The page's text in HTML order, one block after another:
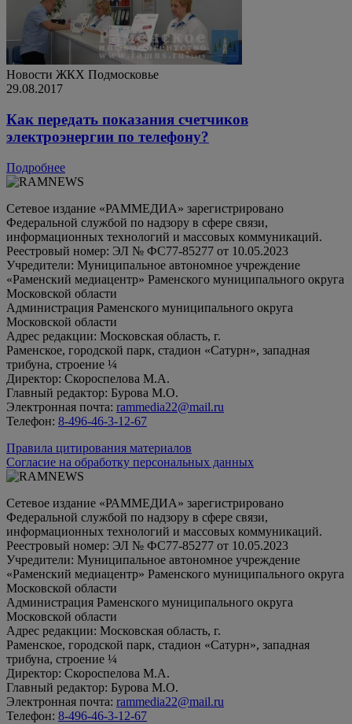
Новости ЖКХ Подмосковье
29.08.2017
Как передать показания счетчиков
электроэнергии по телефону?
Подробнее
Сетевое издание «РАММЕДИА» зарегистрировано
Федеральной службой по надзору в сфере связи,
информационных технологий и массовых коммуникаций.
Реестровый номер: ЭЛ № ФС77-85277 от 10.05.2023
Учредители: Муниципальное автономное учреждение
«Раменский медиацентр» Раменского муниципального округа
Московской области
Администрация Раменского муниципального округа
Московской области
Адрес редакции: Московская область, г.
Раменское, городской парк, стадион «Сатурн», западная
трибуна, строение ¼
Директор: Скороспелова М.А.
Главный редактор: Бурова М.О.
Электронная почта: rammedia22@mail.ru
Телефон: 8-496-46-3-12-67
Правила цитирования материалов
Согласие на обработку персональных данных
Сетевое издание «РАММЕДИА» зарегистрировано
Федеральной службой по надзору в сфере связи,
информационных технологий и массовых коммуникаций.
Реестровый номер: ЭЛ № ФС77-85277 от 10.05.2023
Учредители: Муниципальное автономное учреждение
«Раменский медиацентр» Раменского муниципального округа
Московской области
Администрация Раменского муниципального округа
Московской области
Адрес редакции: Московская область, г.
Раменское, городской парк, стадион «Сатурн», западная
трибуна, строение ¼
Директор: Скороспелова М.А.
Главный редактор: Бурова М.О.
Электронная почта: rammedia22@mail.ru
Телефон: 8-496-46-3-12-67